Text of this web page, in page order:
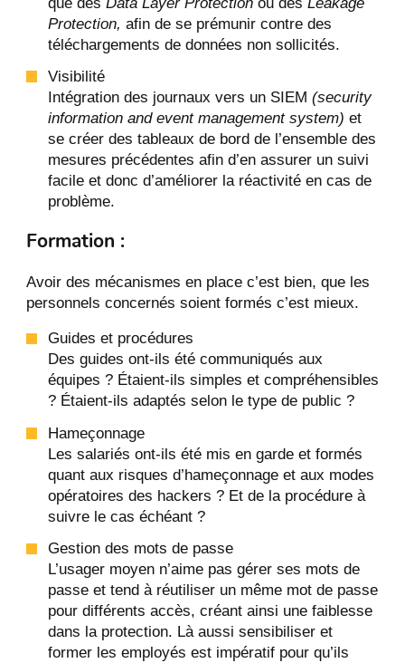
Protection,afin de se prémunir contre des
téléchargements de données non sollicités.
Visibilité
Intégration des journaux vers un SIEM(security
information and event management system)et
se créer des tableaux de bord de l’ensemble des
mesures précédentes afin d’en assurer un suivi
facile et donc d’améliorer la réactivité en cas de
problème.
Formation :
Avoir des mécanismes en place c’est bien, que les
personnels concernés soient formés c’est mieux.
Guides et procédures
Des guides ont-ils été communiqués aux
équipes ? Étaient-ils simples et compréhensibles
? Étaient-ils adaptés selon le type de public ?
Hameçonnage
Les salariés ont-ils été mis en garde et formés
quant aux risques d’hameçonnage et aux modes
opératoires des hackers ? Et de la procédure à
suivre le cas échéant ?
Gestion des mots de passe
L’usager moyen n’aime pas gérer ses mots de
passe et tend à réutiliser un même mot de passe
pour différents accès, créant ainsi une faiblesse
dans la protection. Là aussi sensibiliser et
former les employés est impératif pour qu’ils